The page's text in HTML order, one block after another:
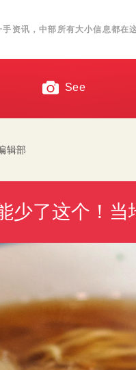
资讯，中部所有大小信息都在
See
辑部
少了这个！